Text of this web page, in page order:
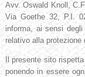
Avv. Oswald Knoll,
Via Goethe 32, P.I.
informa, ai sensi
relativo alla protezione
Il presente sito
ponendo in essere